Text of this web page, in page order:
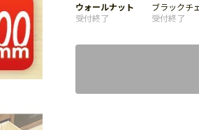
ウォールナット
受付終了
ブラックチ
受付終了